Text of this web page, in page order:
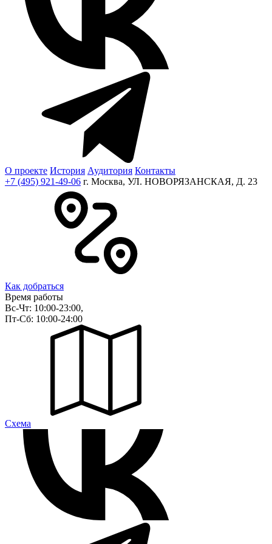
О проекте История Аудитория Контакты
+7 (495) 921-49-06 г. Москва, УЛ. НОВОРЯЗАНСКАЯ, Д. 23
Как добраться
Время работы
Вс-Чт: 10:00-23:00,
Пт-Сб: 10:00-24:00
Cхема